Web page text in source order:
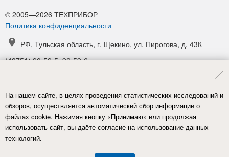
© 2005—2026 ТЕХПРИБОР
Политика конфиденциальности
РФ, Тульская область, г. Щекино, ул. Пирогова, д. 43К
(48751) 90-59-5, 90-59-6
Карта проезда
На нашем сайте, в целях проведения статистических исследований и
обзоров, осуществляется автоматический сбор информации о
файлах cookie. Нажимая кнопку «Принимаю» или продолжая
использовать сайт, вы даёте согласие на использование данных
технологий.